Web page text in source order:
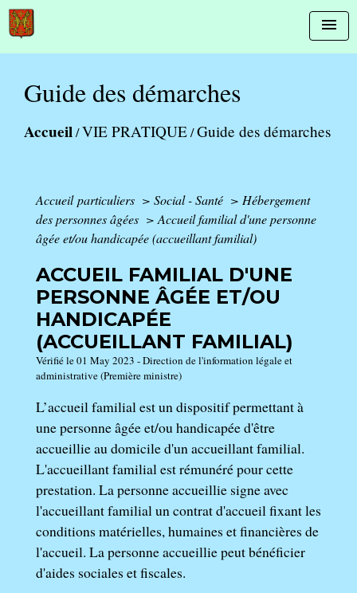
menu
Guide des démarches
Accueil/VIE PRATIQUE/Guide des démarches
Accueil particuliers > Social - Santé > Hébergement
des personnes âgées > Accueil familial d'une personne
âgée et/ou handicapée (accueillant familial)
ACCUEIL FAMILIAL D'UNE
PERSONNE ÂGÉE ET/OU
HANDICAPÉE
(ACCUEILLANT FAMILIAL)
Vérifié le 01 May 2023 - Direction de l'information légale et
administrative (Première ministre)
L’accueil familial est un dispositif permettant à
une personne âgée et/ou handicapée d'être
accueillie au domicile d'un accueillant familial.
L'accueillant familial est rémunéré pour cette
prestation. La personne accueillie signe avec
l'accueillant familial un contrat d'accueil fixant les
conditions matérielles, humaines et financières de
l'accueil. La personne accueillie peut bénéficier
d'aides sociales et fiscales.